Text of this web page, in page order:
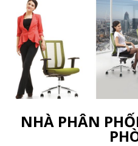
NHÀ PHÂN